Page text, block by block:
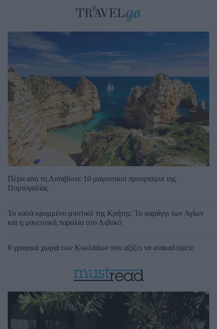
Πέρα από τη Λισαβόνα: 10 μαγευτικοί προορισμοί της
Πορτογαλίας
Το καλά κρυμμένο μυστικό της Κρήτης: Το φαράγγι των Αγίων
και η μαγευτική παραλία στο Λιβυκό
6 γραφικά χωριά των Κυκλάδων που αξίζει να ανακαλύψετε